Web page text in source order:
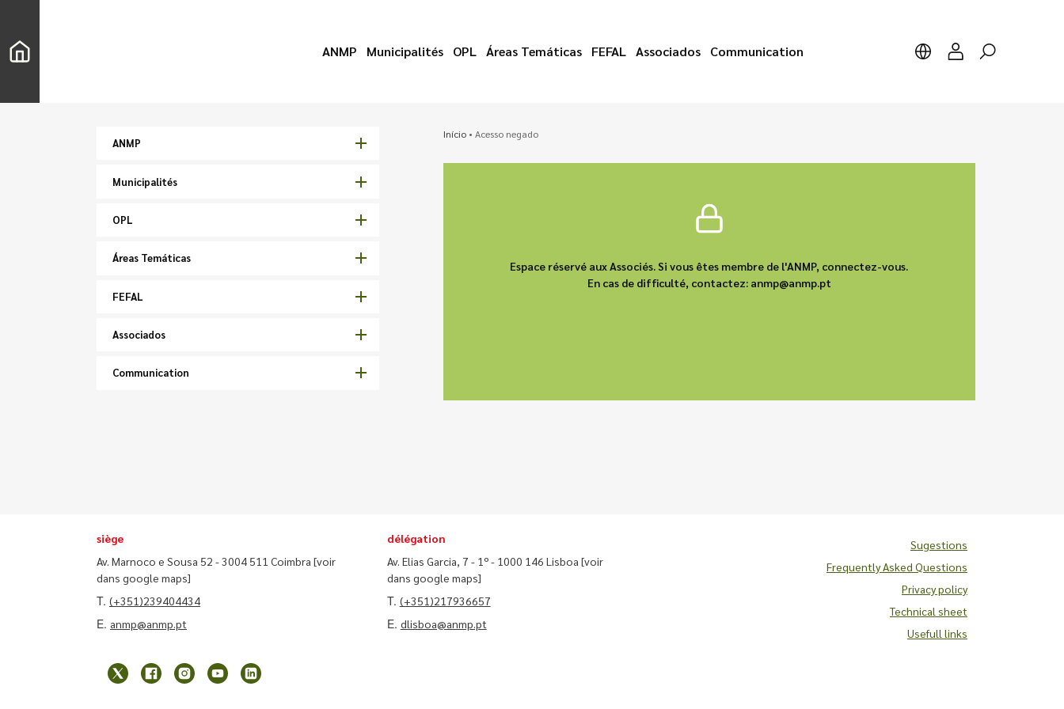
ANMP Municipalités OPL Áreas Temáticas FEFAL Associados Communication
ANMP
Municipalités
OPL
Áreas Temáticas
FEFAL
Associados
Communication
Início• Acesso negado
Espace réservé aux Associés. Si vous êtes membre de l'ANMP, connectez-vous.
En cas de difficulté, contactez: anmp@anmp.pt
siège
Av. Marnoco e Sousa 52 - 3004 511 Coimbra [voir
dans google maps]
T. (+351)239404434
E. anmp@anmp.pt
délégation
Av. Elias Garcia, 7 - 1º - 1000 146 Lisboa [voir
dans google maps]
T. (+351)217936657
E. dlisboa@anmp.pt
Sugestions
Frequently Asked Questions
Privacy policy
Technical sheet
Usefull links